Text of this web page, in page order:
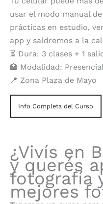
usar el modo manual
prácticas en estudio,
app y saldremos a la
⏳ Dura: 3 clases + 1
🏫 Modalidad: Presencial
📍 Zona Plaza de Mayo
Info Completa del Curso
¿Vivís en
y querés
fotografía
mejores